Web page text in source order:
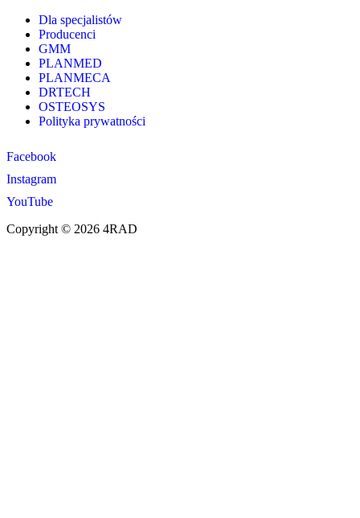
Dla specjalistów
Producenci
GMM
PLANMED
PLANMECA
DRTECH
OSTEOSYS
Polityka prywatności
Facebook
Instagram
YouTube
Copyright © 2026 4RAD